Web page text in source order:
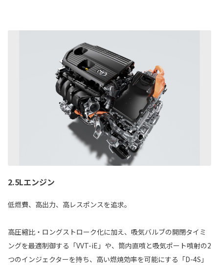
2.5Lエンジン
低燃費、高出力、高レスポンスを追求。
高圧縮比・ロングストローク化に加え、吸気バルブの開閉タイミ
ングを最適制御する「VVT-iE」や、筒内直噴と吸気ポート噴射の2
つのインジェクターを持ち、高い燃焼効率を可能にする「D-4S」